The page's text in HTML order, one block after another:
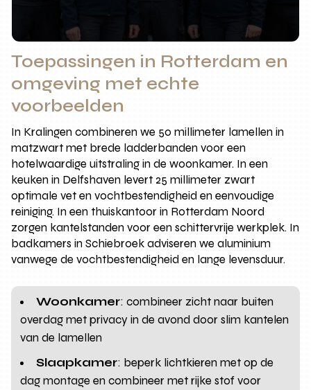
Toepassingen in Rotterdam en
omgeving met echte
voorbeelden
In Kralingen combineren we 50 millimeter lamellen in
matzwart met brede ladderbanden voor een
hotelwaardige uitstraling in de woonkamer. In een
keuken in Delfshaven levert 25 millimeter zwart
optimale vet en vochtbestendigheid en eenvoudige
reiniging. In een thuiskantoor in Rotterdam Noord
zorgen kantelstanden voor een schittervrije werkplek. In
badkamers in Schiebroek adviseren we aluminium
vanwege de vochtbestendigheid en lange levensduur.
Woonkamer: combineer zicht naar buiten
overdag met privacy in de avond door slim kantelen
van de lamellen
Slaapkamer: beperk lichtkieren met op de
dag montage en combineer met rijke stof voor